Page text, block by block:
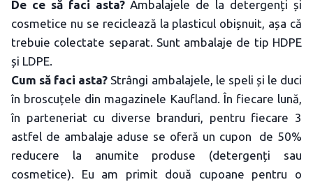
De ce să faci asta?Ambalajele de la detergenți și
cosmetice nu se reciclează la plasticul obișnuit, așa că
trebuie colectate separat. Sunt ambalaje de tip HDPE
și LDPE.
Cum să faci asta? Strângi ambalajele, le speli și le duci
în broscuțele din magazinele Kaufland. În fiecare lună,
în parteneriat cu diverse branduri, pentru fiecare 3
astfel de ambalaje aduse se oferă un cupon de 50%
reducere la anumite produse (detergenți sau
cosmetice). Eu am primit două cupoane pentru o